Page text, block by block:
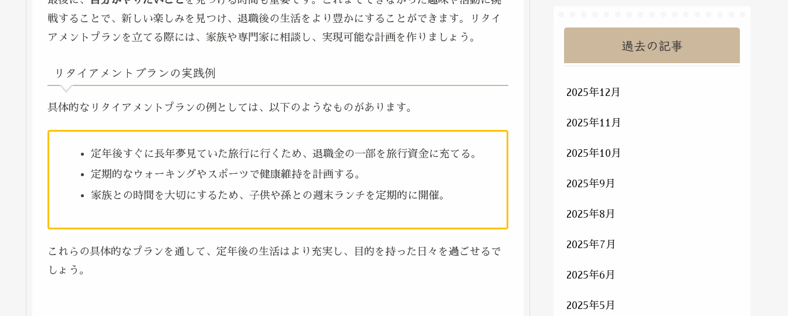
戦することで、新しい楽しみを見つけ、退職後の生活をより豊かにすることができます。リタイ
アメントプランを立てる際には、家族や専門家に相談し、実現可能な計画を作りましょう。
リタイアメントプランの実践例
具体的なリタイアメントプランの例としては、以下のようなものがあります。
定年後すぐに長年夢見ていた旅行に行くため、退職金の一部を旅行資金に充てる。
定期的なウォーキングやスポーツで健康維持を計画する。
家族との時間を大切にするため、子供や孫との週末ランチを定期的に開催。
これらの具体的なプランを通して、定年後の生活はより充実し、目的を持った日々を過ごせるで
しょう。
過去の記事
2025年12月
2025年11月
2025年10月
2025年9月
2025年8月
2025年7月
2025年6月
2025年5月